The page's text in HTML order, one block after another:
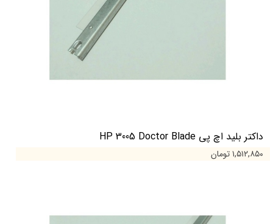
داکتر بلید اچ پی HP 3005 Doctor Blade
۱,۵۱۲,۸۵۰ تومان